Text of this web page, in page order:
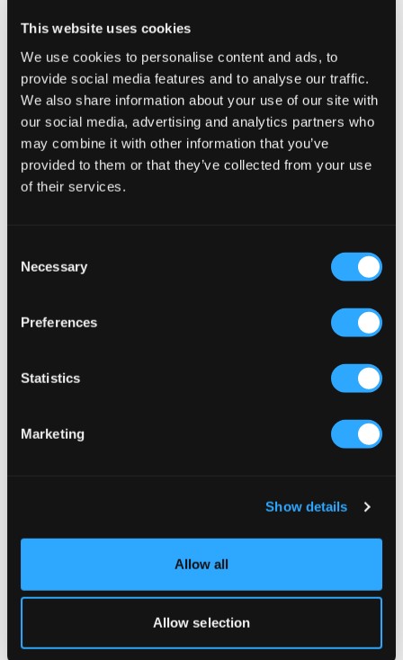
This website uses cookies
We use cookies to personalise content and ads, to
provide social media features and to analyse our traffic.
We also share information about your use of our site with
our social media, advertising and analytics partners who
may combine it with other information that you’ve
provided to them or that they’ve collected from your use
of their services.
Selection
Necessary
Preferences
Statistics
Marketing
Show details
Allow all
Allow selection
VERKOOP
ONLY & SONS JUNIOR
14,50 € 29 €